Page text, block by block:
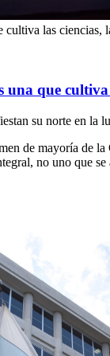
las ciencias,
que cultiva
su norte en la
de mayoría de
no uno que